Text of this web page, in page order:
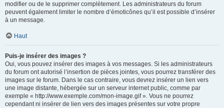
modifier ou de le supprimer complètement. Les administrateurs du forum
peuvent également limiter le nombre d’émoticônes qu’il est possible d’insérer
à un message.
Haut
Puis-je insérer des images ?
Oui, vous pouvez insérer des images à vos messages. Si les administrateurs
du forum ont autorisé l’insertion de pièces jointes, vous pourrez transférer des
images sur le forum. Dans le cas contraire, vous devrez insérer un lien vers
une image distante, hébergée sur un serveur internet public, comme par
exemple « http://www.exemple.com/mon-image.gif ». Vous ne pourrez
cependant ni insérer de lien vers des images présentes sur votre propre